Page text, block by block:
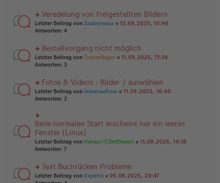
tr
a
g
e
n
er
tr
a
g
n
g
el
e
n
er
tr
a
g
rs
te
n
g
el
e
n
er
tr
a
g
Veredelung von freigestellten Bildern
Letzter Beitrag von Zaubermaus « 13.09.2025, 10:46
Antworten: 4
rs
te
n
g
el
e
n
er
B
ei
tr
g
Bestellvorgang nicht möglich
Letzter Beitrag von Traumfänger « 11.09.2025, 17:38
Antworten: 3
rs
te
u
n
g
el
es
e
er
B
ei
Fotos & Videos - Bilder / auswählen
Letzter Beitrag von immerauftour « 11.09.2025, 16:40
Antworten: 2
rs
te
r
u
n
el
es
Beim normalen Start erscheint nur ein leeres
Fenster (Linux)
Letzter Beitrag von Haruun (CEWEianer) « 11.09.2025, 14:18
Antworten: 7
rs
Text Buchrücken Probleme
Letzter Beitrag von Xxpetra « 05.09.2025, 20:47